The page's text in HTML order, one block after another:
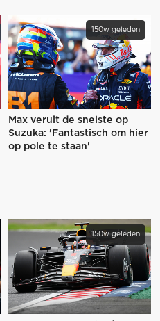
150w geleden
Max veruit de snelste op
Suzuka: 'Fantastisch om hier
op pole te staan'
150w geleden